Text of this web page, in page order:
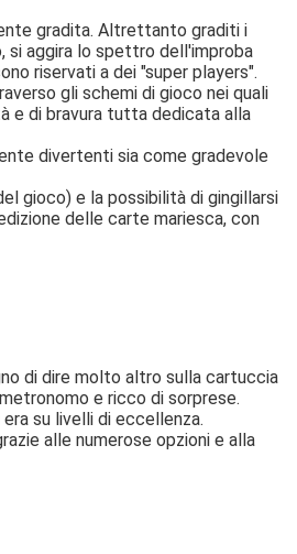
gradita. Altrettanto graditi i
si aggira lo spettro dell'improba
riservati a dei "super players".
gli schemi di gioco nei quali
e di bravura tutta dedicata alla
divertenti sia come gradevole
gioco) e la possibilità di gingillarsi
delle carte mariesca, con
di dire molto altro sulla cartuccia
e ricco di sorprese.
su livelli di eccellenza.
alle numerose opzioni e alla